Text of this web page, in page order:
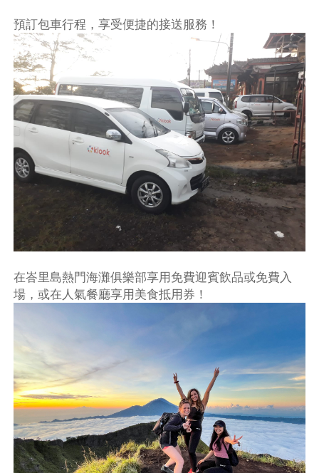
預訂包車行程，享受便捷的接送服務！
在峇里島熱門海灘俱樂部享用免費迎賓飲品或免費入
場，或在人氣餐廳享用美食抵用券！